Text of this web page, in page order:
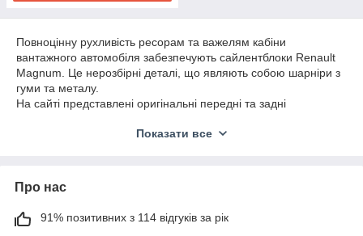
Повноцінну рухливість ресорам та важелям кабіни
вантажного автомобіля забезпечують сайлентблоки Renault
Magnum. Це нерозбірні деталі, що являють собою шарніри з
гуми та металу.
На сайті представлені оригінальні передні та задні
виробників. Вони забезпечують герметичність та відмінну
Як замінити сайлентблоки ресора кабіни
«Рено Магнум»
Показати все
Про нас
91% позитивних з 114 відгуків за рік